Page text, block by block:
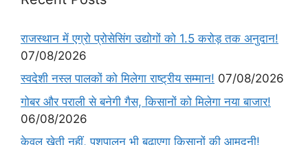
राजस्थान में एग्रो प्रोसेसिंग उद्योगों को 1.5 करोड़ तक अनुदान!
07/08/2026
स्वदेशी नस्ल पालकों को मिलेगा राष्ट्रीय सम्मान! 07/08/2026
गोबर और पराली से बनेगी गैस, किसानों को मिलेगा नया बाजार!
06/08/2026
केवल खेती नहीं, पशुपालन भी बढ़ाएगा किसानों की आमदनी!